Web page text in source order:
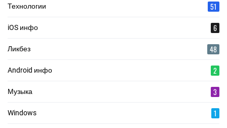
Технологии 51
iOS инфо 6
Ликбез 48
Android инфо 2
Музыка 3
Windows 1